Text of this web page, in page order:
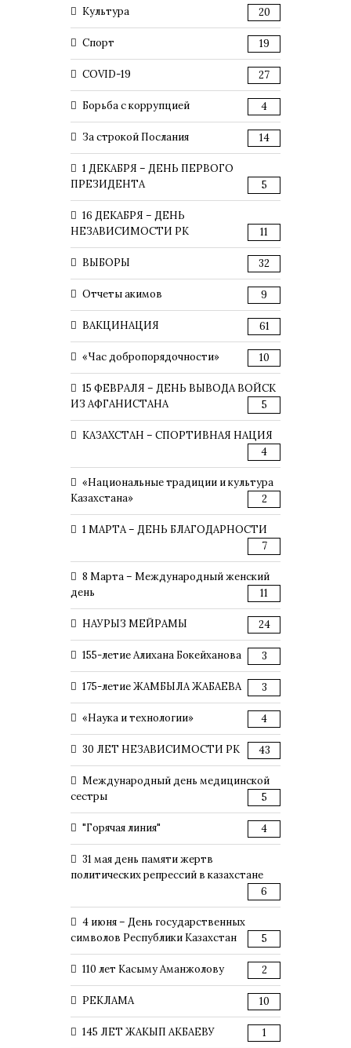
Культура 20
Спорт 19
COVID-19 27
Борьба с коррупцией 4
За строкой Послания 14
1 ДЕКАБРЯ – ДЕНЬ ПЕРВОГО
ПРЕЗИДЕНТА
5
16 ДЕКАБРЯ – ДЕНЬ
НЕЗАВИСИМОСТИ РК
11
ВЫБОРЫ 32
Отчеты акимов 9
ВАКЦИНАЦИЯ 61
«Час добропорядочности» 10
15 ФЕВРАЛЯ – ДЕНЬ ВЫВОДА ВОЙСК
ИЗ АФГАНИСТАНА
5
КАЗАХСТАН – СПОРТИВНАЯ НАЦИЯ
4
«Национальные традиции и культура
Казахстана»
2
1 МАРТА – ДЕНЬ БЛАГОДАРНОСТИ
7
8 Марта – Международный женский
день
11
НАУРЫЗ МЕЙРАМЫ 24
155-летие Алихана Бокейханова 3
175-летие ЖАМБЫЛА ЖАБАЕВА 3
«Наука и технологии» 4
30 ЛЕТ НЕЗАВИСИМОСТИ РК 43
Международный день медицинской
сестры
5
"Горячая линия" 4
31 мая день памяти жертв
политических репрессий в казахстане
6
4 июня – День государственных
символов Республики Казахстан
5
110 лет Касыму Аманжолову 2
РЕКЛАМА 10
145 ЛЕТ ЖАКЫП АКБАЕВУ 1